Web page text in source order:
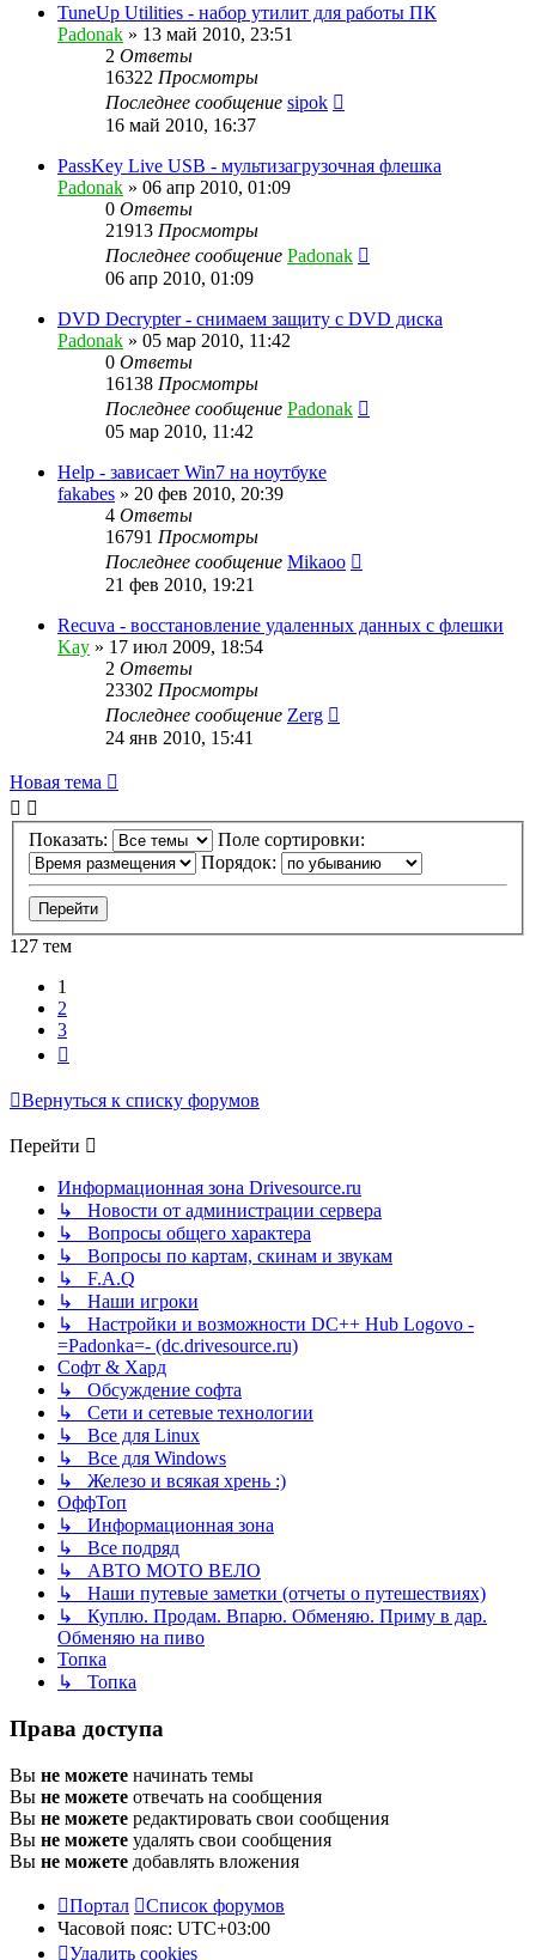
TuneUp Utilities - набор утилит для работы ПК
Padonak » 13 май 2010, 23:51
2 Ответы
16322 Просмотры
Последнее сообщение sipok
16 май 2010, 16:37
PassKey Live USB - мультизагрузочная флешка
Padonak » 06 апр 2010, 01:09
0 Ответы
21913 Просмотры
Последнее сообщение Padonak
06 апр 2010, 01:09
DVD Decrypter - снимаем защиту с DVD диска
Padonak » 05 мар 2010, 11:42
0 Ответы
16138 Просмотры
Последнее сообщение Padonak
05 мар 2010, 11:42
Help - зависает Win7 на ноутбуке
fakabes » 20 фев 2010, 20:39
4 Ответы
16791 Просмотры
Последнее сообщение Mikaoo
21 фев 2010, 19:21
Recuva - восстановление удаленных данных с флешки
Kay » 17 июл 2009, 18:54
2 Ответы
23302 Просмотры
Последнее сообщение Zerg
24 янв 2010, 15:41
Новая тема
Показать:
Поле сортировки:
Порядок:
127 тем
1
2
3
Вернуться к списку форумов
Перейти
Информационная зона Drivesource.ru
↳ Новости от администрации сервера
↳ Вопросы общего характера
↳ Вопросы по картам, скинам и звукам
↳ F.A.Q
↳ Наши игроки
↳ Настройки и возможности DC++ Hub Logovo -
=Padonka=- (dc.drivesource.ru)
Софт & Хард
↳ Обсуждение софта
↳ Сети и сетевые технологии
↳ Все для Linux
↳ Все для Windows
↳ Железо и всякая хрень :)
ОффТоп
↳ Информационная зона
↳ Все подряд
↳ АВТО МОТО ВЕЛО
↳ Наши путевые заметки (отчеты о путешествиях)
↳ Куплю. Продам. Впарю. Обменяю. Приму в дар.
Обменяю на пиво
Топка
↳ Топка
Права доступа
Вы не можете начинать темы
Вы не можете отвечать на сообщения
Вы не можете редактировать свои сообщения
Вы не можете удалять свои сообщения
Вы не можете добавлять вложения
Портал
Список форумов
Часовой пояс: UTC+03:00
Удалить cookies